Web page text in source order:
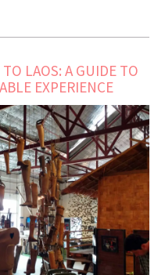
LAOS: A GUIDE TO
EXPERIENCE